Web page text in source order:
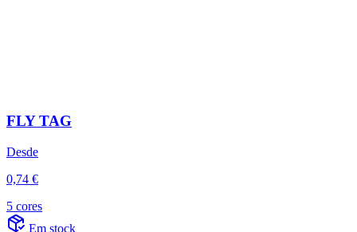
FLY TAG
Desde
0,74 €
5 cores
Em stock